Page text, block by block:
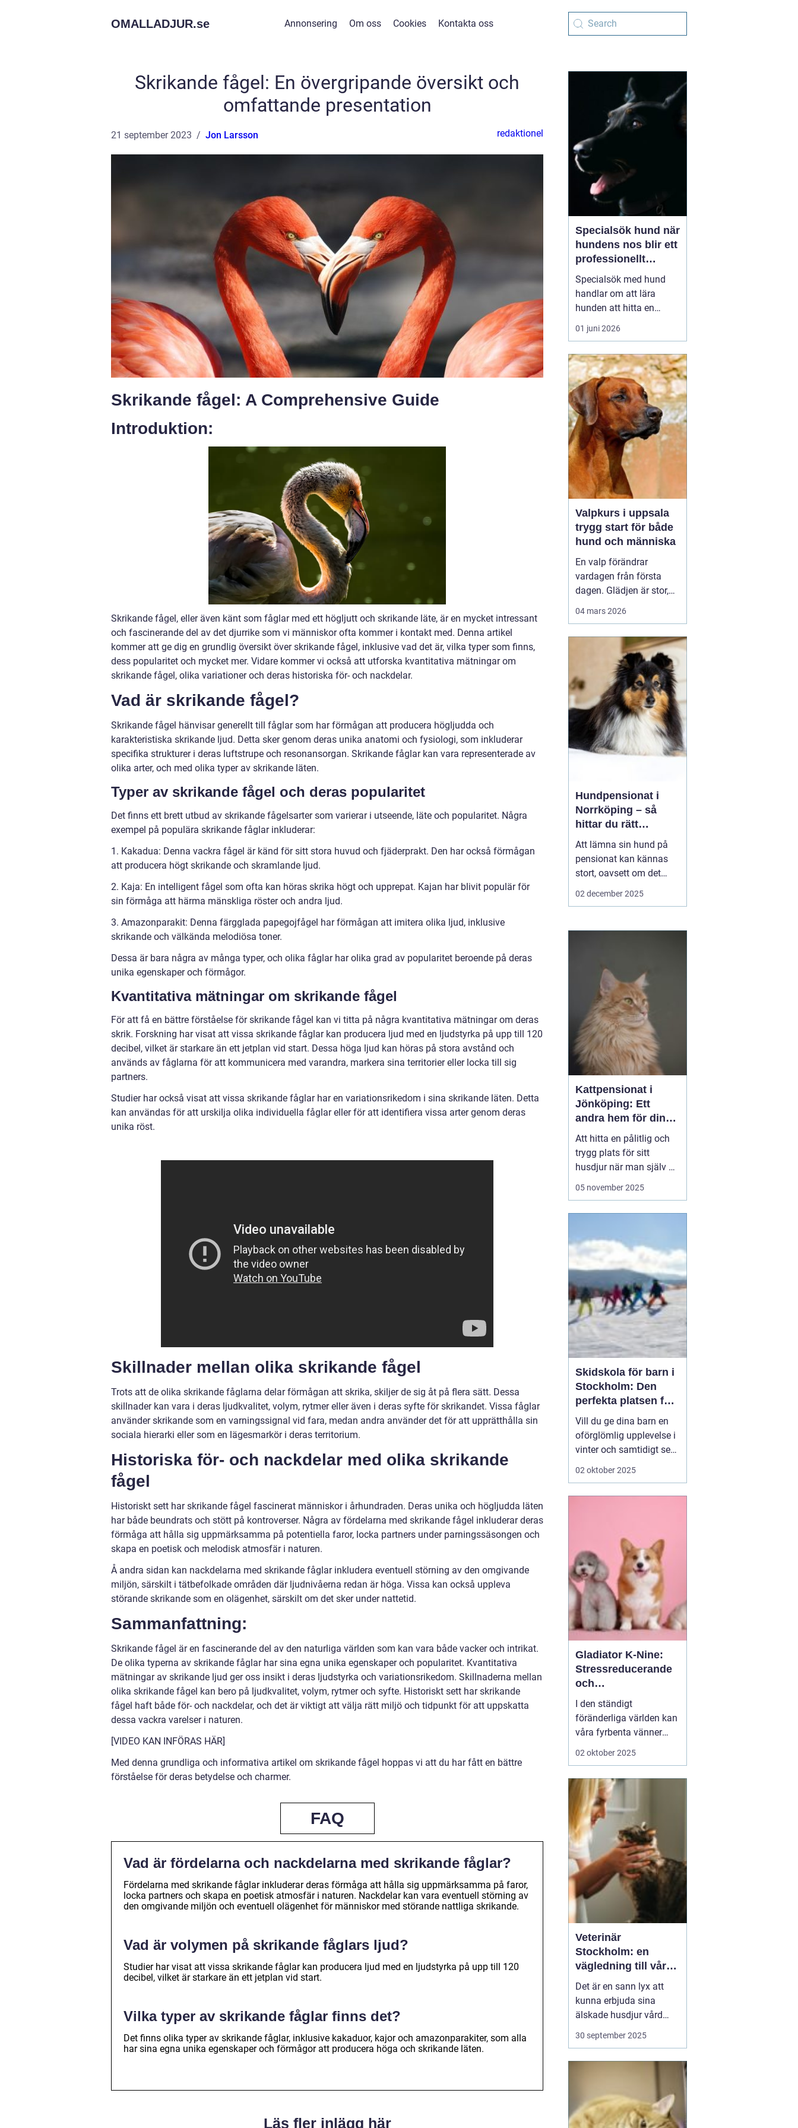
OMALLADJUR.se Annonsering Om oss Cookies Kontakta oss
Skrikande fågel: En övergripande översikt och
omfattande presentation
21 september 2023 Jon Larsson redaktionel
Skrikande fågel: A Comprehensive Guide
Introduktion:
Skrikande fågel, eller även känt som fåglar med ett högljutt och skrikande läte, är en mycket intressant
och fascinerande del av det djurrike som vi människor ofta kommer i kontakt med. Denna artikel
kommer att ge dig en grundlig översikt över skrikande fågel, inklusive vad det är, vilka typer som finns,
dess popularitet och mycket mer. Vidare kommer vi också att utforska kvantitativa mätningar om
skrikande fågel, olika variationer och deras historiska för- och nackdelar.
Vad är skrikande fågel?
Skrikande fågel hänvisar generellt till fåglar som har förmågan att producera högljudda och
karakteristiska skrikande ljud. Detta sker genom deras unika anatomi och fysiologi, som inkluderar
specifika strukturer i deras luftstrupe och resonansorgan. Skrikande fåglar kan vara representerade av
olika arter, och med olika typer av skrikande läten.
Typer av skrikande fågel och deras popularitet
Det finns ett brett utbud av skrikande fågelsarter som varierar i utseende, läte och popularitet. Några
exempel på populära skrikande fåglar inkluderar:
1. Kakadua: Denna vackra fågel är känd för sitt stora huvud och fjäderprakt. Den har också förmågan
att producera högt skrikande och skramlande ljud.
2. Kaja: En intelligent fågel som ofta kan höras skrika högt och upprepat. Kajan har blivit populär för
sin förmåga att härma mänskliga röster och andra ljud.
3. Amazonparakit: Denna färgglada papegojfågel har förmågan att imitera olika ljud, inklusive
skrikande och välkända melodiösa toner.
Dessa är bara några av många typer, och olika fåglar har olika grad av popularitet beroende på deras
unika egenskaper och förmågor.
Kvantitativa mätningar om skrikande fågel
För att få en bättre förståelse för skrikande fågel kan vi titta på några kvantitativa mätningar om deras
skrik. Forskning har visat att vissa skrikande fåglar kan producera ljud med en ljudstyrka på upp till 120
decibel, vilket är starkare än ett jetplan vid start. Dessa höga ljud kan höras på stora avstånd och
används av fåglarna för att kommunicera med varandra, markera sina territorier eller locka till sig
partners.
Studier har också visat att vissa skrikande fåglar har en variationsrikedom i sina skrikande läten. Detta
kan användas för att urskilja olika individuella fåglar eller för att identifiera vissa arter genom deras
unika röst.
Skillnader mellan olika skrikande fågel
Trots att de olika skrikande fåglarna delar förmågan att skrika, skiljer de sig åt på flera sätt. Dessa
skillnader kan vara i deras ljudkvalitet, volym, rytmer eller även i deras syfte för skrikandet. Vissa fåglar
använder skrikande som en varningssignal vid fara, medan andra använder det för att upprätthålla sin
sociala hierarki eller som en lägesmarkör i deras territorium.
Historiska för- och nackdelar med olika skrikande
fågel
Historiskt sett har skrikande fågel fascinerat människor i århundraden. Deras unika och högljudda läten
har både beundrats och stött på kontroverser. Några av fördelarna med skrikande fågel inkluderar deras
förmåga att hålla sig uppmärksamma på potentiella faror, locka partners under parningssäsongen och
skapa en poetisk och melodisk atmosfär i naturen.
Å andra sidan kan nackdelarna med skrikande fåglar inkludera eventuell störning av den omgivande
miljön, särskilt i tätbefolkade områden där ljudnivåerna redan är höga. Vissa kan också uppleva
störande skrikande som en olägenhet, särskilt om det sker under nattetid.
Sammanfattning:
Skrikande fågel är en fascinerande del av den naturliga världen som kan vara både vacker och intrikat.
De olika typerna av skrikande fåglar har sina egna unika egenskaper och popularitet. Kvantitativa
mätningar av skrikande ljud ger oss insikt i deras ljudstyrka och variationsrikedom. Skillnaderna mellan
olika skrikande fågel kan bero på ljudkvalitet, volym, rytmer och syfte. Historiskt sett har skrikande
fågel haft både för- och nackdelar, och det är viktigt att välja rätt miljö och tidpunkt för att uppskatta
dessa vackra varelser i naturen.
[VIDEO KAN INFÖRAS HÄR]
Med denna grundliga och informativa artikel om skrikande fågel hoppas vi att du har fått en bättre
förståelse för deras betydelse och charmer.
FAQ
Vad är fördelarna och nackdelarna med skrikande fåglar?
Fördelarna med skrikande fåglar inkluderar deras förmåga att hålla sig uppmärksamma på faror,
locka partners och skapa en poetisk atmosfär i naturen. Nackdelar kan vara eventuell störning av
den omgivande miljön och eventuell olägenhet för människor med störande nattliga skrikande.
Vad är volymen på skrikande fåglars ljud?
Studier har visat att vissa skrikande fåglar kan producera ljud med en ljudstyrka på upp till 120
decibel, vilket är starkare än ett jetplan vid start.
Vilka typer av skrikande fåglar finns det?
Det finns olika typer av skrikande fåglar, inklusive kakaduor, kajor och amazonparakiter, som alla
har sina egna unika egenskaper och förmågor att producera höga och skrikande läten.
Läs fler inlägg här
Specialsök hund när
hundens nos blir ett
professionellt
verktyg
Specialsök med hund
handlar om att lära
hunden att hitta en
specifik doft, till exempel
narkotika, vägglöss,
ämnen som människor
har svårt att upptäcka
själva. Genom
strukturerad träning kan
både arbets- och
sällskapshundar ut...
01 juni 2026
Valpkurs i uppsala
trygg start för både
hund och människa
En valp förändrar
vardagen från första
dagen. Glädjen är stor,
följsam och social hund.
En genomtänktvalpkurs
upsala
ger både valp
och äga...
04 mars 2026
Hundpensionat i
Norrköping – så
hittar du rätt
omsorg för din hund
Att lämna sin hund på
pensionat kan kännas
stort, oavsett om det
gäller en hel semester
runt Norrköping letar
hunden blir...
02 december 2025
Kattpensionat i
Jönköping: Ett
andra hem för din
katt
Att hitta en pålitlig och
trygg plats för sitt
husdjur när man själv är
på resande fot kan
lösningen vara att lämna
katten...
05 november 2025
Skidskola för barn i
Stockholm: Den
perfekta platsen för
små blivande
skidåkare
Vill du ge dina barn en
oförglömlig upplevelse i
vinter och samtidigt se
dem utvecklas på
erbjuder många
möjligheter f&o...
02 oktober 2025
Gladiator K-Nine:
Stressreducerande
och
ångestdämpande
hundhalsband
I den ständigt
föränderliga världen kan
våra fyrbenta vänner
uppleva att livet blir
mänskliga problem;
många hundägare kan
intyga att d...
02 oktober 2025
Veterinär
Stockholm: en
vägledning till vård i
hemmiljö
Det är en sann lyx att
kunna erbjuda sina
älskade husdjur vård
direkt i hemmet. I
storstaden, där tiden
professionell veterinär
en högst v&aum...
30 september 2025